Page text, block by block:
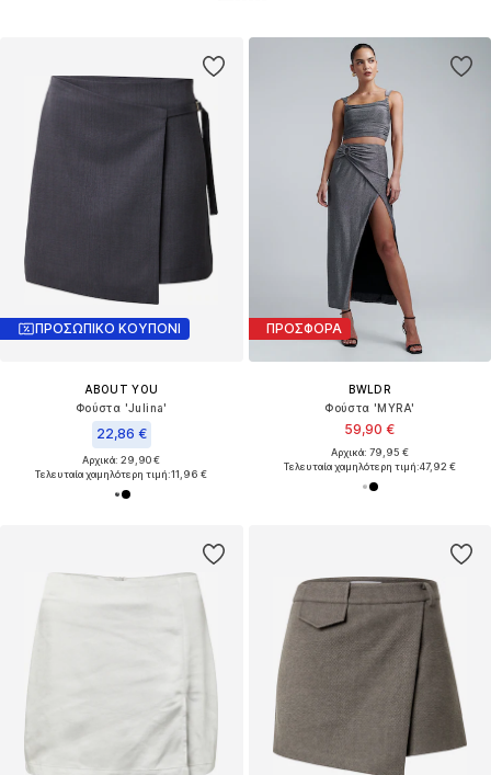
ΠΡΟΣΩΠΙΚΟ ΚΟΥΠΟΝΙ
ABOUT YOU
Φούστα 'Julina'
22,86 €
Αρχικά: 29,90 €
Τελευταία χαμηλότερη τιμή:11,96 €
ΠΡΟΣΦΟΡΑ
BWLDR
Φούστα 'MYRA'
59,90 €
Αρχικά: 79,95 €
Τελευταία χαμηλότερη τιμή:47,92 €